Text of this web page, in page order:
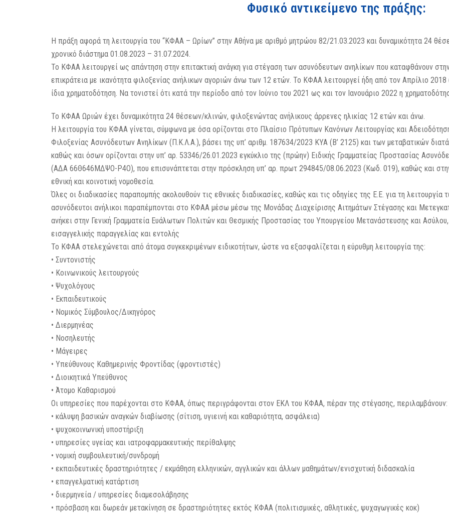
Φυσικό αντικείμενο της πράξης:
Η πράξη αφορά τη λειτουργία του “ΚΦΑΑ – Ωρίων” στην Αθήνα με αριθμό μητρώου 82/21.03.2023 και δυναμικότητα 24
χρονικό διάστημα 01.08.2023 – 31.07.2024.
Το ΚΦΑΑ λειτουργεί ως απάντηση στην επιτακτική ανάγκη για στέγαση των ασυνόδευτων ανηλίκων που καταφθάνουν
επικράτεια με ικανότητα φιλοξενίας ανήλικων αγοριών άνω των 12 ετών. Το ΚΦΑΑ λειτουργεί ήδη από τον Απρίλιο
ίδια χρηματοδότηση. Να τονιστεί ότι κατά την περίοδο από τον Ιούνιο του 2021 ως και τον Ιανουάριο 2022 η
Το ΚΦΑΑ Ωριών έχει δυναμικότητα 24 θέσεων/κλινών, φιλοξενώντας ανήλικους άρρενες ηλικίας 12 ετών και άνω.
Η λειτουργία του ΚΦΑΑ γίνεται, σύμφωνα με όσα ορίζονται στο Πλαίσιο Πρότυπων Κανόνων Λειτουργίας και
Φιλοξενίας Ασυνόδευτων Ανηλίκων (Π.Κ.Λ.Α.), βάσει της υπ’ αριθμ. 187634/2023 ΚΥΑ (Β’ 2125) και των μεταβατικών
καθώς και όσων ορίζονται στην υπ’ αρ. 53346/26.01.2023 εγκύκλιο της (πρώην) Ειδικής Γραμματείας Προστασίας
(ΑΔΑ 66Θ646ΜΔΨΟ-Ρ4Ο), που επισυνάπτεται στην πρόσκληση υπ’ αρ. πρωτ 294845/08.06.2023 (Κωδ. 019), καθώς και
εθνική και κοινοτική νομοθεσία.
Όλες οι διαδικασίες παραπομπής ακολουθούν τις εθνικές διαδικασίες, καθώς και τις οδηγίες της Ε.Ε. για τη
ασυνόδευτοι ανήλικοι παραπέμπονται στο ΚΦΑΑ µέσω μέσω της Μονάδας Διαχείρισης Αιτημάτων Στέγασης και
ανήκει στην Γενική Γραμματεία Ευάλωτων Πολιτών και Θεσμικής Προστασίας του Υπουργείου Μετανάστευσης και
εισαγγελικής παραγγελίας και εντολής
Το ΚΦΑΑ στελεχώνεται από άτομα συγκεκριμένων ειδικοτήτων, ώστε να εξασφαλίζεται η εύρυθμη λειτουργία της:
• Συντονιστής
• Κοινωνικούς λειτουργούς
• Ψυχολόγους
• Εκπαιδευτικούς
• Νομικός Σύμβουλος/Δικηγόρος
• Διερμηνέας
• Νοσηλευτής
• Μάγειρες
• Υπεύθυνους Καθημερινής Φροντίδας (φροντιστές)
• Διοικητικά Υπεύθυνος
• Άτομο Καθαρισμού
Οι υπηρεσίες που παρέχονται στο ΚΦΑΑ, όπως περιγράφονται στον ΕΚΛ του ΚΦΑΑ, πέραν της στέγασης, περιλαμβάνουν:
• κάλυψη βασικών αναγκών διαβίωσης (σίτιση, υγιεινή και καθαριότητα, ασφάλεια)
• ψυχοκοινωνική υποστήριξη
• υπηρεσίες υγείας και ιατροφαρμακευτικής περίθαλψης
• νομική συμβουλευτική/συνδρομή
• εκπαιδευτικές δραστηριότητες / εκμάθηση ελληνικών, αγγλικών και άλλων μαθημάτων/ενισχυτική διδασκαλία
• επαγγελματική κατάρτιση
• διερμηνεία / υπηρεσίες διαμεσολάβησης
• πρόσβαση και δωρεάν μετακίνηση σε δραστηριότητες εκτός ΚΦΑΑ (πολιτισμικές, αθλητικές, ψυχαγωγικές κοκ)